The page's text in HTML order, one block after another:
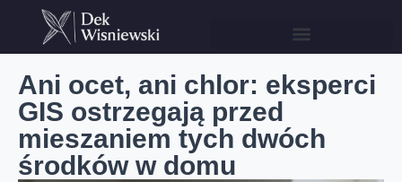
Ani ocet, ani chlor: eksperci
GIS ostrzegają przed
mieszaniem tych dwóch
środków w domu